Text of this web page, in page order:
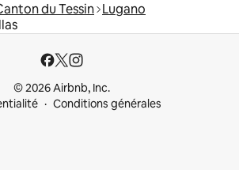
du Tessin Lugano
© 2026 Airbnb, Inc.
Conditions générales